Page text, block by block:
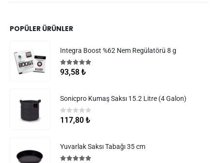
POPÜLER ÜRÜNLER
Integra Boost %62 Nem Regülatörü 8 g
5.005 üzerinden
93,58 ₺
Sonicpro Kumaş Saksı 15.2 Litre (4 Galon)
0 5 üzerinden
117,80 ₺
Yuvarlak Saksı Tabağı 35 cm